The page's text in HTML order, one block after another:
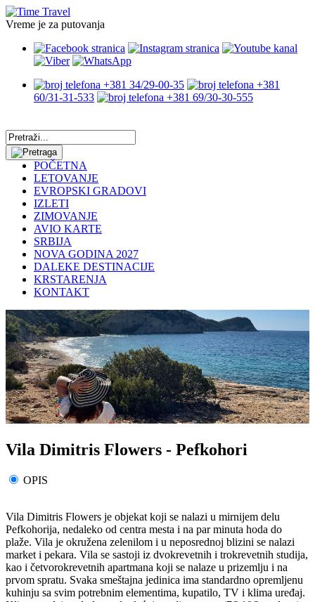
Vreme je za putovanja
+381 34/29-00-35
+381
60/31-31-533
+381 69/30-30-555
POČETNA
LETOVANJE
EVROPSKI GRADOVI
IZLETI
ZIMOVANJE
AVIO KARTE
SRBIJA
NOVA GODINA 2027
DALEKE DESTINACIJE
KRSTARENJA
KONTAKT
Vila Dimitris Flowers - Pefkohori
OPIS
Vila Dimitris Flowers je objekat koji se nalazi u mirnijem delu
Pefkohorija, nedaleko od centra mesta i na par minuta hoda do
plaže. Vila je okružena zelenilom i u neposrednoj blizini se nalazi
market i pekara. Vila se sastoji iz dvokrevetnih i trokrevetnih studija,
kao i četvorokrevetnih apartmana koji se nalaze u prizemlju i na
prvom spratu. Svaka smeštajna jedinica ima standardno opremljenu
kuhinju sa svim potrebnim elementima, kupatilo, TV i klima uređaj.